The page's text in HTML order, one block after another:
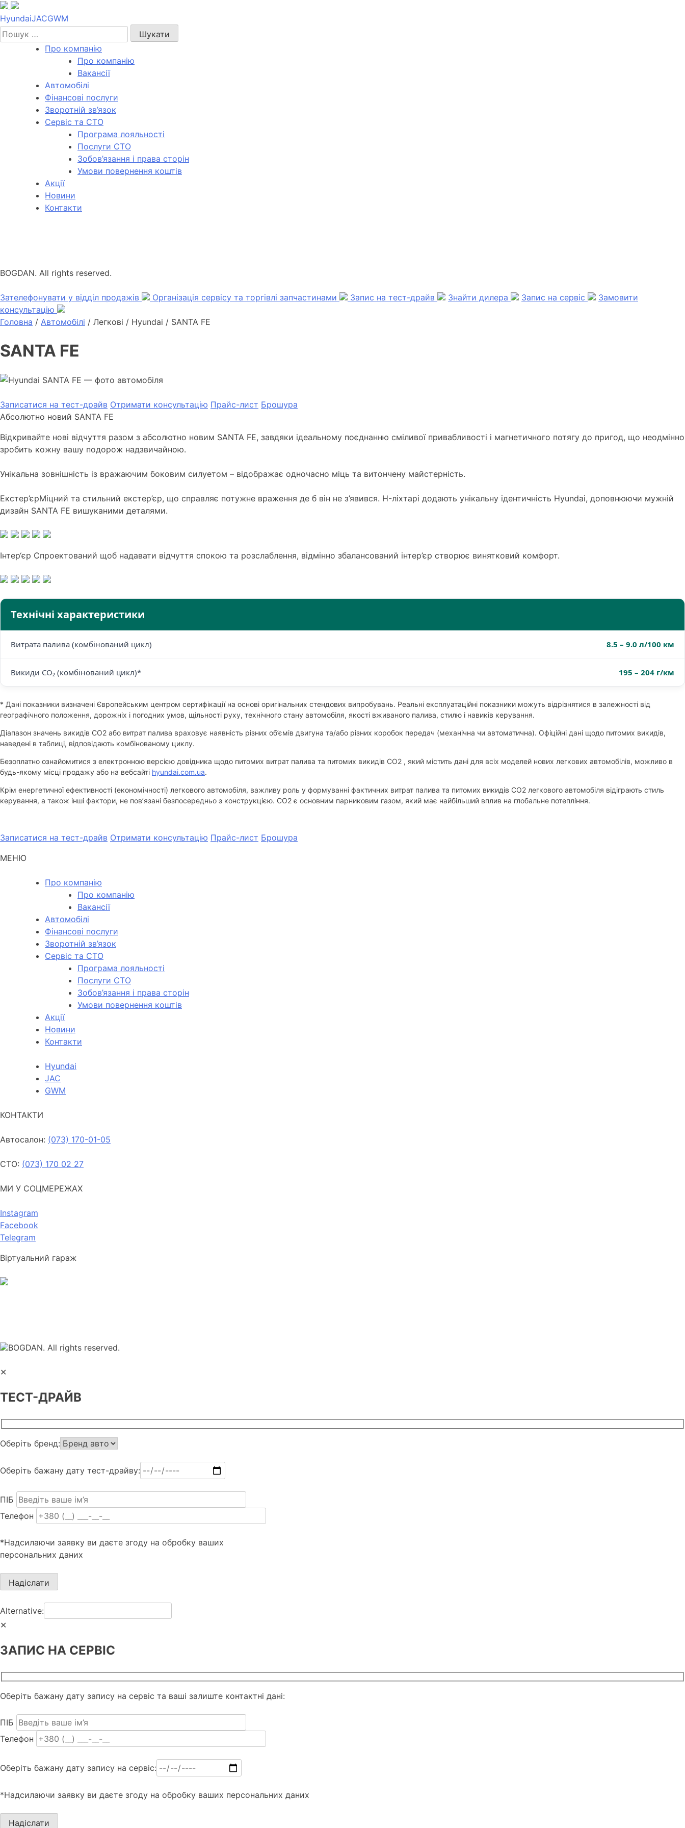
Skip
to
content
HyundaiJACGWM
Пошук:
Про компанію
Про компанію
Вакансії
Автомобілі
Фінансові послуги
Зворотній зв’язок
Cервіс та СТО
Програма лояльності
Послуги СТО
Зобов’язання і права сторін
Умови повернення коштів
Акції
Новини
Контакти
BOGDAN. All rights reserved.
Зателефонувати у відділ продажів Організація сервісу та торгівлі запчастинами Запис на тест-драйв Знайти дилера Запис на сервіс
Замовити
консультацію
Головна / Автомобілі / Легкові / Hyundai / SANTA FE
SANTA FE
Записатися на тест-драйв Отримати консультацію Прайс-лист Брошура
Абсолютно новий SANTA FE
Відкривайте нові відчуття разом з абсолютно новим SANTA FE, завдяки ідеальному поєднанню сміливої привабливості і магнетичного потягу до пригод, що неодмінно
зробить кожну вашу подорож надзвичайною.
Унікальна зовнішність із вражаючим боковим силуетом – відображає одночасно міць та витончену майстерність.
Екстер’єрМіцний та стильний екстер’єр, що справляє потужне враження де б він не з’явився. H-ліхтарі додають унікальну ідентичність Hyundai, доповнюючи мужній
дизайн SANTA FE вишуканими деталями.
Інтер‘єр Спроектований щоб надавати відчуття спокою та розслаблення, відмінно збалансований інтер’єр створює винятковий комфорт.
Технічні характеристики
Витрата палива (комбінований цикл) 8.5 – 9.0 л/100 км
Викиди CO₂ (комбінований цикл)* 195 – 204 г/км
* Дані показники визначені Європейським центром сертифікації на основі оригінальних стендових випробувань. Реальні експлуатаційні показники можуть відрізнятися в залежності від
географічного положення, дорожніх і погодних умов, щільності руху, технічного стану автомобіля, якості вживаного палива, стилю і навиків керування.
Діапазон значень викидів СО2 або витрат палива враховує наявність різних об’ємів двигуна та/або різних коробок передач (механічна чи автоматична). Офіційні дані щодо питомих викидів,
наведені в таблиці, відповідають комбінованому циклу.
Безоплатно ознайомитися з електронною версією довідника щодо питомих витрат палива та питомих викидів CO2 , який містить дані для всіх моделей нових легкових автомобілів, можливо в
будь-якому місці продажу або на вебсайті hyundai.com.ua.
Крім енергетичної ефективності (економічності) легкового автомобіля, важливу роль у формуванні фактичних витрат палива та питомих викидів CO2 легкового автомобіля відіграють стиль
керування, а також інші фактори, не пов’язані безпосередньо з конструкцією. CO2 є основним парниковим газом, який має найбільший вплив на глобальне потепління.
Записатися на тест-драйв Отримати консультацію Прайс-лист Брошура
МЕНЮ
Про компанію
Про компанію
Вакансії
Автомобілі
Фінансові послуги
Зворотній зв’язок
Cервіс та СТО
Програма лояльності
Послуги СТО
Зобов’язання і права сторін
Умови повернення коштів
Акції
Новини
Контакти
Hyundai
JAC
GWM
КОНТАКТИ
Автосалон: (073) 170-01-05
СТО: (073) 170 02 27
МИ У СОЦМЕРЕЖАХ
Instagram
Facebook
Telegram
Віртуальний гараж
BOGDAN. All rights reserved.
✕
ТЕСТ-ДРАЙВ
Оберіть бренд:
Оберіть бажану дату тест-драйву:
ПІБ
Телефон
*Надсилаючи заявку ви даєте згоду на обробку ваших
персональних даних
Alternative:
✕
ЗАПИС НА СЕРВІС
Оберіть бажану дату запису на сервіс та ваші залиште контактні дані:
ПІБ
Телефон
Оберіть бажану дату запису на сервіс:
*Надсилаючи заявку ви даєте згоду на обробку ваших персональних даних